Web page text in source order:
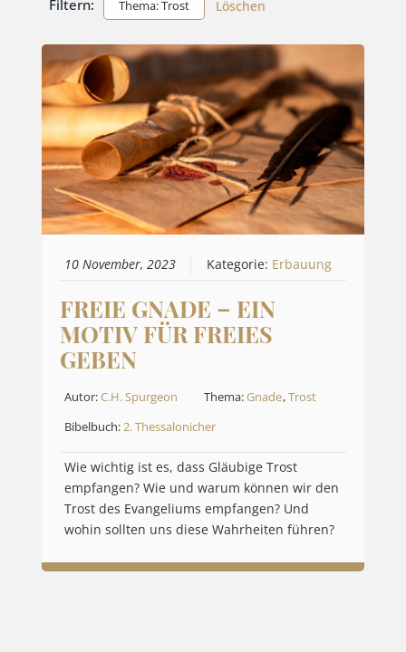
Filtern: Thema: Trost Löschen
10 November, 2023 Kategorie: Erbauung
FREIE GNADE – EIN
MOTIV FÜR FREIES
GEBEN
Autor:C.H. Spurgeon Thema:Gnade,Trost
Bibelbuch:2. Thessalonicher
Wie wichtig ist es, dass Gläubige Trost
empfangen? Wie und warum können wir den
Trost des Evangeliums empfangen? Und
wohin sollten uns diese Wahrheiten führen?